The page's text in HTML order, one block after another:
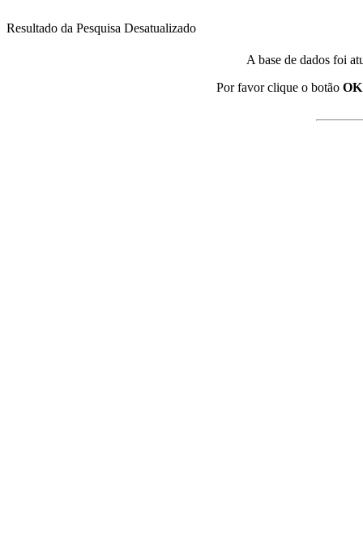
Resultado da Pesquisa Desatualizado
A base de dados foi
Por favor clique o botão OK